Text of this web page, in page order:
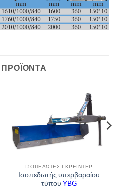
ΠΡΟΪΌΝΤΑ
ΙΣΟΠΕΔΩΤΈΣ-ΓΚΡΈΙΝΤΕΡ
Ισοπεδωτής υπερβαραίου
τύπου YBG